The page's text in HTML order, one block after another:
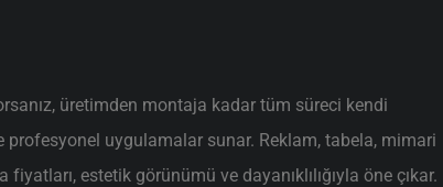
üretimden montaja kadar tüm süreci kendi
profesyonel uygulamalar sunar. Reklam, tabela, mimari
estetik görünümü ve dayanıklılığıyla öne çıkar.